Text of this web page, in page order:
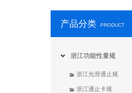
产品分类 PRODUCT
浙江功能性量规
浙江光滑通止规
浙江通止卡规